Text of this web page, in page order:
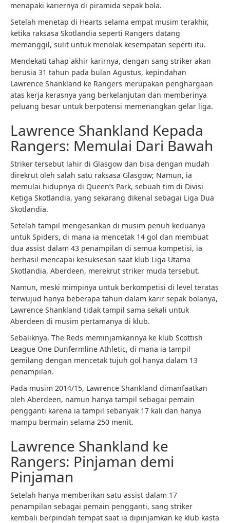
menapaki kariernya di piramida sepak bola.
Setelah menetap di Hearts selama empat musim terakhir,
ketika raksasa Skotlandia seperti Rangers datang
memanggil, sulit untuk menolak kesempatan seperti itu.
Mendekati tahap akhir karirnya, dengan sang striker akan
berusia 31 tahun pada bulan Agustus, kepindahan
Lawrence Shankland ke Rangers merupakan penghargaan
atas kerja kerasnya yang berkelanjutan dan memberinya
peluang besar untuk berpotensi memenangkan gelar liga.
Lawrence Shankland Kepada
Rangers: Memulai Dari Bawah
Striker tersebut lahir di Glasgow dan bisa dengan mudah
direkrut oleh salah satu raksasa Glasgow; Namun, ia
memulai hidupnya di Queen’s Park, sebuah tim di Divisi
Ketiga Skotlandia, yang sekarang dikenal sebagai Liga Dua
Skotlandia.
Setelah tampil mengesankan di musim penuh keduanya
untuk Spiders, di mana ia mencetak 14 gol dan membuat
dua assist dalam 43 penampilan di semua kompetisi, ia
berhasil mencapai kesuksesan saat klub Liga Utama
Skotlandia, Aberdeen, merekrut striker muda tersebut.
Namun, meski mimpinya untuk berkompetisi di level teratas
terwujud hanya beberapa tahun dalam karir sepak bolanya,
Lawrence Shankland tidak tampil sama sekali untuk
Aberdeen di musim pertamanya di klub.
Sebaliknya, The Reds meminjamkannya ke klub Scottish
League One Dunfermline Athletic, di mana ia tampil
gemilang dengan mencetak tujuh gol hanya dalam 13
penampilan.
Pada musim 2014/15, Lawrence Shankland dimanfaatkan
oleh Aberdeen, namun hanya tampil sebagai pemain
pengganti karena ia tampil sebanyak 17 kali dan hanya
mampu bermain selama 250 menit.
Lawrence Shankland ke
Rangers: Pinjaman demi
Pinjaman
Setelah hanya memberikan satu assist dalam 17
penampilan sebagai pemain pengganti, sang striker
kembali berpindah tempat saat ia dipinjamkan ke klub kasta